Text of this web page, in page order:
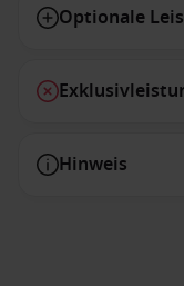
Optionale
Hinweis